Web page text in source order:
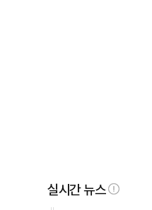
실시간 뉴스